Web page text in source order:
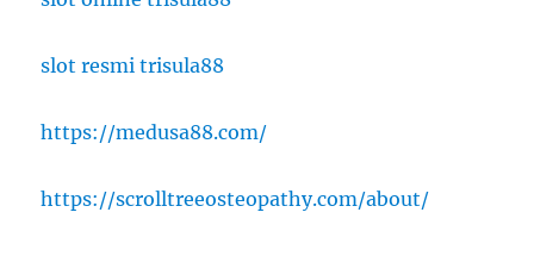
slot resmi trisula88
https://medusa88.com/
https://scrolltreeosteopathy.com/about/